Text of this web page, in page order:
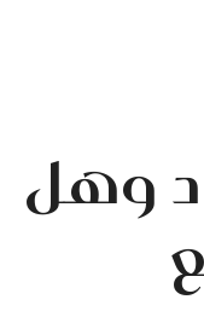
وهل